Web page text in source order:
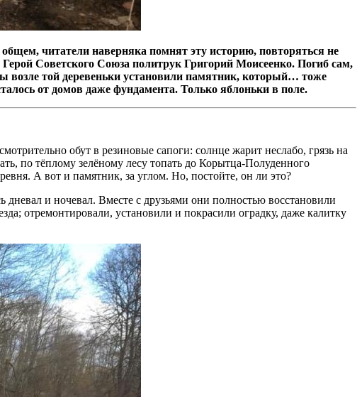
читатели наверняка помнят эту историю, повторяться не
Советского Союза политрук Григорий Моисеенко. Погиб сам,
той деревеньки установили памятник, который… тоже
от домов даже фундамента. Только яблоньки в поле.
обут в резиновые сапоги: солнце жарит неслабо, грязь на
по тёплому зелёному лесу топать до Корытца-Полуденного
А вот и памятник, за углом. Но, постойте, он ли это?
и ночевал. Вместе с друзьями они полностью восстановили
отремонтировали, установили и покрасили оградку, даже калитку